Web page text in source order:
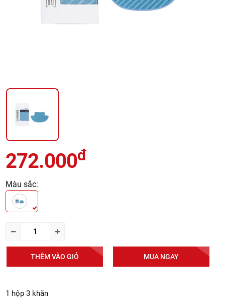
272.000đ
Màu sắc:
THÊM VÀO GIỎ MUA NGAY
1 hộp 3 khăn